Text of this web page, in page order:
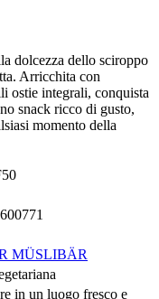
dolcezza dello sciroppo
Arricchita con
ostie integrali, conquista
snack ricco di gusto,
momento della
MÜSLIBÄR
in un luogo fresco e